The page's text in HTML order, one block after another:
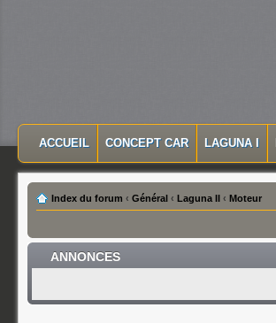
MENU PRINCIPAL
ACCUEIL CONCEPT CAR LAGUNA I
Index du forum ‹ Général ‹ Laguna II ‹ Moteur
ANNONCES